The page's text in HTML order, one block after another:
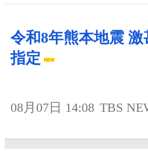
令和8年熊本地震 激
指定
08月07日 14:08 TBS